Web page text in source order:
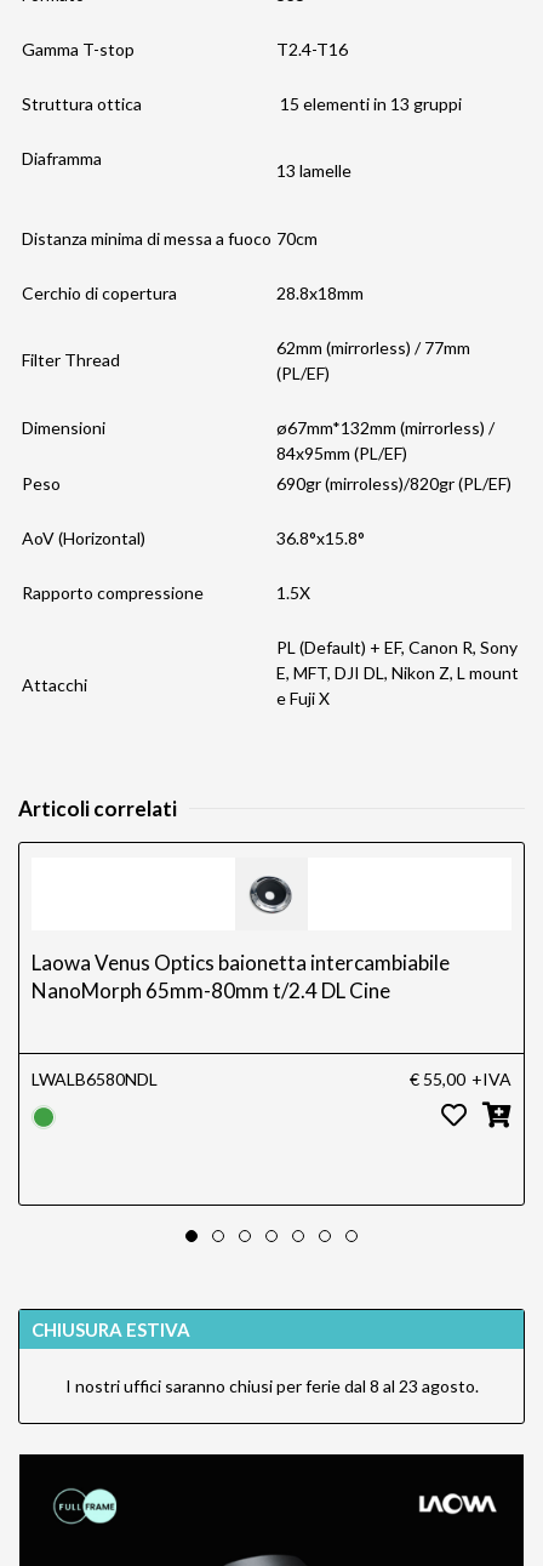
Gamma T-stop T2.4-T16
Struttura ottica 15 elementi in 13 gruppi
Diaframma
13 lamelle
Distanza minima di messa a fuoco 70cm
Cerchio di copertura 28.8x18mm
Filter Thread
62mm (mirrorless) / 77mm
(PL/EF)
Dimensioni
ø67mm*132mm (mirrorless) /
84x95mm (PL/EF)
Peso
690gr (mirroless)/820gr (PL/EF)
AoV (Horizontal) 36.8°x15.8°
Rapporto compressione 1.5X
Attacchi
PL (Default) + EF, Canon R, Sony
E, MFT, DJI DL, Nikon Z, L mount
e Fuji X
Articoli correlati
Laowa Venus Optics baionetta intercambiabile
NanoMorph 65mm-80mm t/2.4 DL Cine
LWALB6580NDL € 55,00 +IVA
CHIUSURA ESTIVA
I nostri uffici saranno chiusi per ferie dal 8 al 23 agosto.